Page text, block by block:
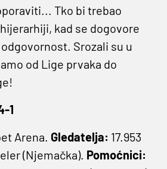
Tko bi trebao
kad se dogovore
Srozali su u
od Lige prvaka do
1
Arena. Gledatelja: 17.953
(Njemačka). Pomoćnici: